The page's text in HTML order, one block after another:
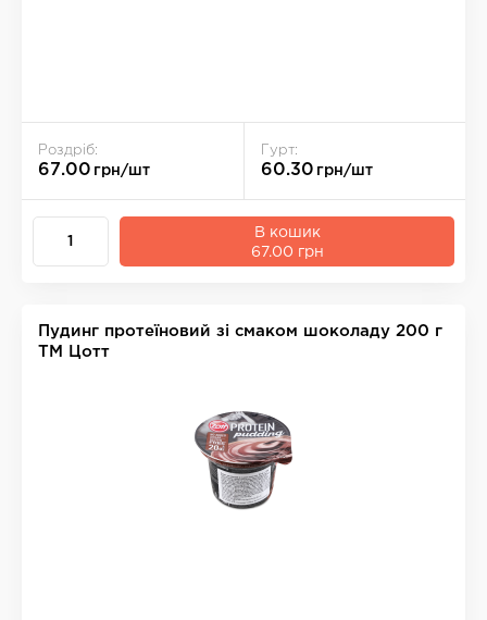
Роздріб:
67.00 грн/шт
Гурт:
60.30 грн/шт
В кошик
67.00 грн
Пудинг протеїновий зі смаком шоколаду 200 г
ТМ Цотт